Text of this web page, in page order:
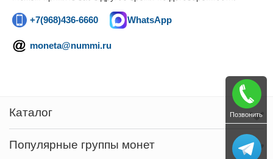
+7(968)436-6660 WhatsApp
moneta@nummi.ru
Каталог
Популярные группы монет
Позвонить